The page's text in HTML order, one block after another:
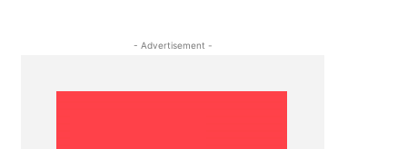
- Advertisement -